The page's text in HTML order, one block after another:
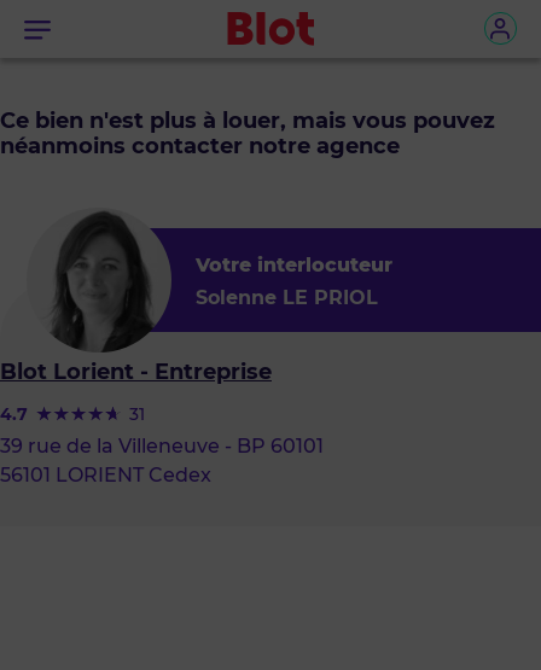
Menu
Ce bien n'est plus à louer, mais vous pouvez
néanmoins contacter notre agence
Votre interlocuteur
Solenne LE PRIOL
Blot Lorient - Entreprise
4.7 31
39 rue de la Villeneuve - BP 60101
56101 LORIENT Cedex